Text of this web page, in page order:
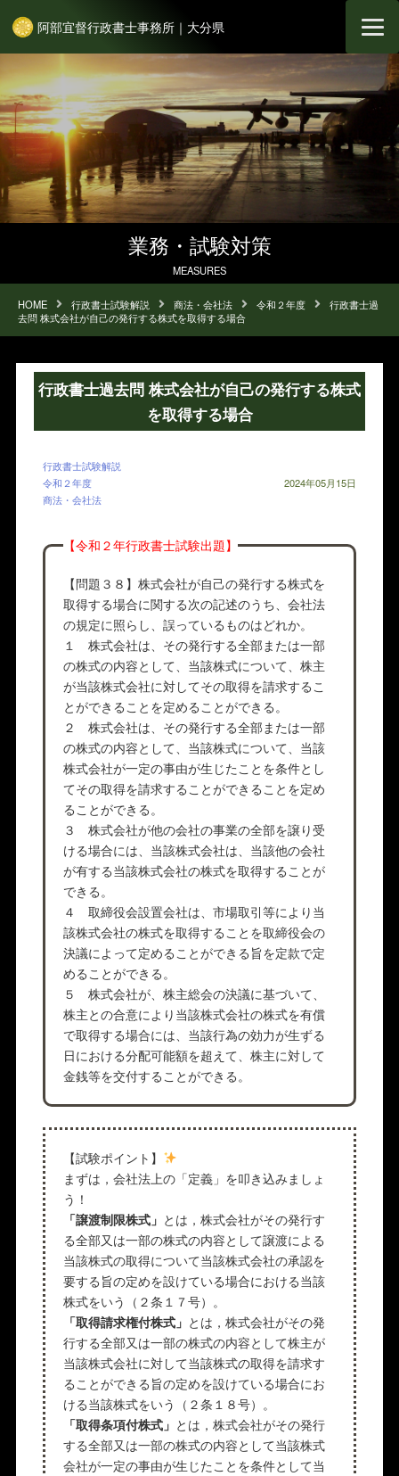
阿部宜督行政書士事務所｜大分県
業務・試験対策
MEASURES
HOME 行政書士試験解説 商法・会社法 令和２年度
行政書士過
去問 株式会社が自己の発行する株式を取得する場合
行政書士過去問 株式会社が自己の発行する株式
を取得する場合
行政書士試験解説
令和２年度
商法・会社法
2024年05月15日
【令和２年行政書士試験出題】
【問題３８】株式会社が自己の発行する株式を
取得する場合に関する次の記述のうち、会社法
の規定に照らし、誤っているものはどれか。
１ 株式会社は、その発行する全部または一部
の株式の内容として、当該株式について、株主
が当該株式会社に対してその取得を請求するこ
とができることを定めることができる。
２ 株式会社は、その発行する全部または一部
の株式の内容として、当該株式について、当該
株式会社が一定の事由が生じたことを条件とし
てその取得を請求することができることを定め
ることができる。
３ 株式会社が他の会社の事業の全部を譲り受
ける場合には、当該株式会社は、当該他の会社
が有する当該株式会社の株式を取得することが
できる。
４ 取締役会設置会社は、市場取引等により当
該株式会社の株式を取得することを取締役会の
決議によって定めることができる旨を定款で定
めることができる。
５ 株式会社が、株主総会の決議に基づいて、
株主との合意により当該株式会社の株式を有償
で取得する場合には、当該行為の効力が生ずる
日における分配可能額を超えて、株主に対して
金銭等を交付することができる。
【試験ポイント】
まずは，会社法上の「定義」を叩き込みましょ
う！
「譲渡制限株式」 とは，株式会社がその発行す
る全部又は一部の株式の内容として譲渡による
当該株式の取得について当該株式会社の承認を
要する旨の定めを設けている場合における当該
株式をいう（２条１７号）。
「取得請求権付株式」 とは，株式会社がその発
行する全部又は一部の株式の内容として株主が
当該株式会社に対して当該株式の取得を請求す
ることができる旨の定めを設けている場合にお
ける当該株式をいう（２条１８号）。
「取得条項付株式」 とは，株式会社がその発行
する全部又は一部の株式の内容として当該株式
会社が一定の事由が生じたことを条件として当